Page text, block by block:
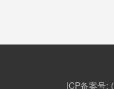
ICP备案号: (